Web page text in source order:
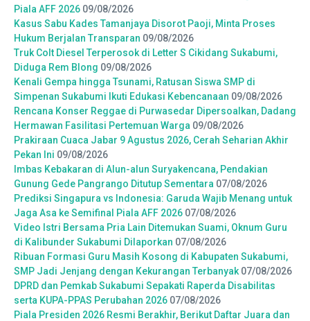
Piala AFF 2026 09/08/2026
Kasus Sabu Kades Tamanjaya Disorot Paoji, Minta Proses
Hukum Berjalan Transparan 09/08/2026
Truk Colt Diesel Terperosok di Letter S Cikidang Sukabumi,
Diduga Rem Blong 09/08/2026
Kenali Gempa hingga Tsunami, Ratusan Siswa SMP di
Simpenan Sukabumi Ikuti Edukasi Kebencanaan 09/08/2026
Rencana Konser Reggae di Purwasedar Dipersoalkan, Dadang
Hermawan Fasilitasi Pertemuan Warga 09/08/2026
Prakiraan Cuaca Jabar 9 Agustus 2026, Cerah Seharian Akhir
Pekan Ini 09/08/2026
Imbas Kebakaran di Alun-alun Suryakencana, Pendakian
Gunung Gede Pangrango Ditutup Sementara 07/08/2026
Prediksi Singapura vs Indonesia: Garuda Wajib Menang untuk
Jaga Asa ke Semifinal Piala AFF 2026 07/08/2026
Video Istri Bersama Pria Lain Ditemukan Suami, Oknum Guru
di Kalibunder Sukabumi Dilaporkan 07/08/2026
Ribuan Formasi Guru Masih Kosong di Kabupaten Sukabumi,
SMP Jadi Jenjang dengan Kekurangan Terbanyak 07/08/2026
DPRD dan Pemkab Sukabumi Sepakati Raperda Disabilitas
serta KUPA-PPAS Perubahan 2026 07/08/2026
Piala Presiden 2026 Resmi Berakhir, Berikut Daftar Juara dan